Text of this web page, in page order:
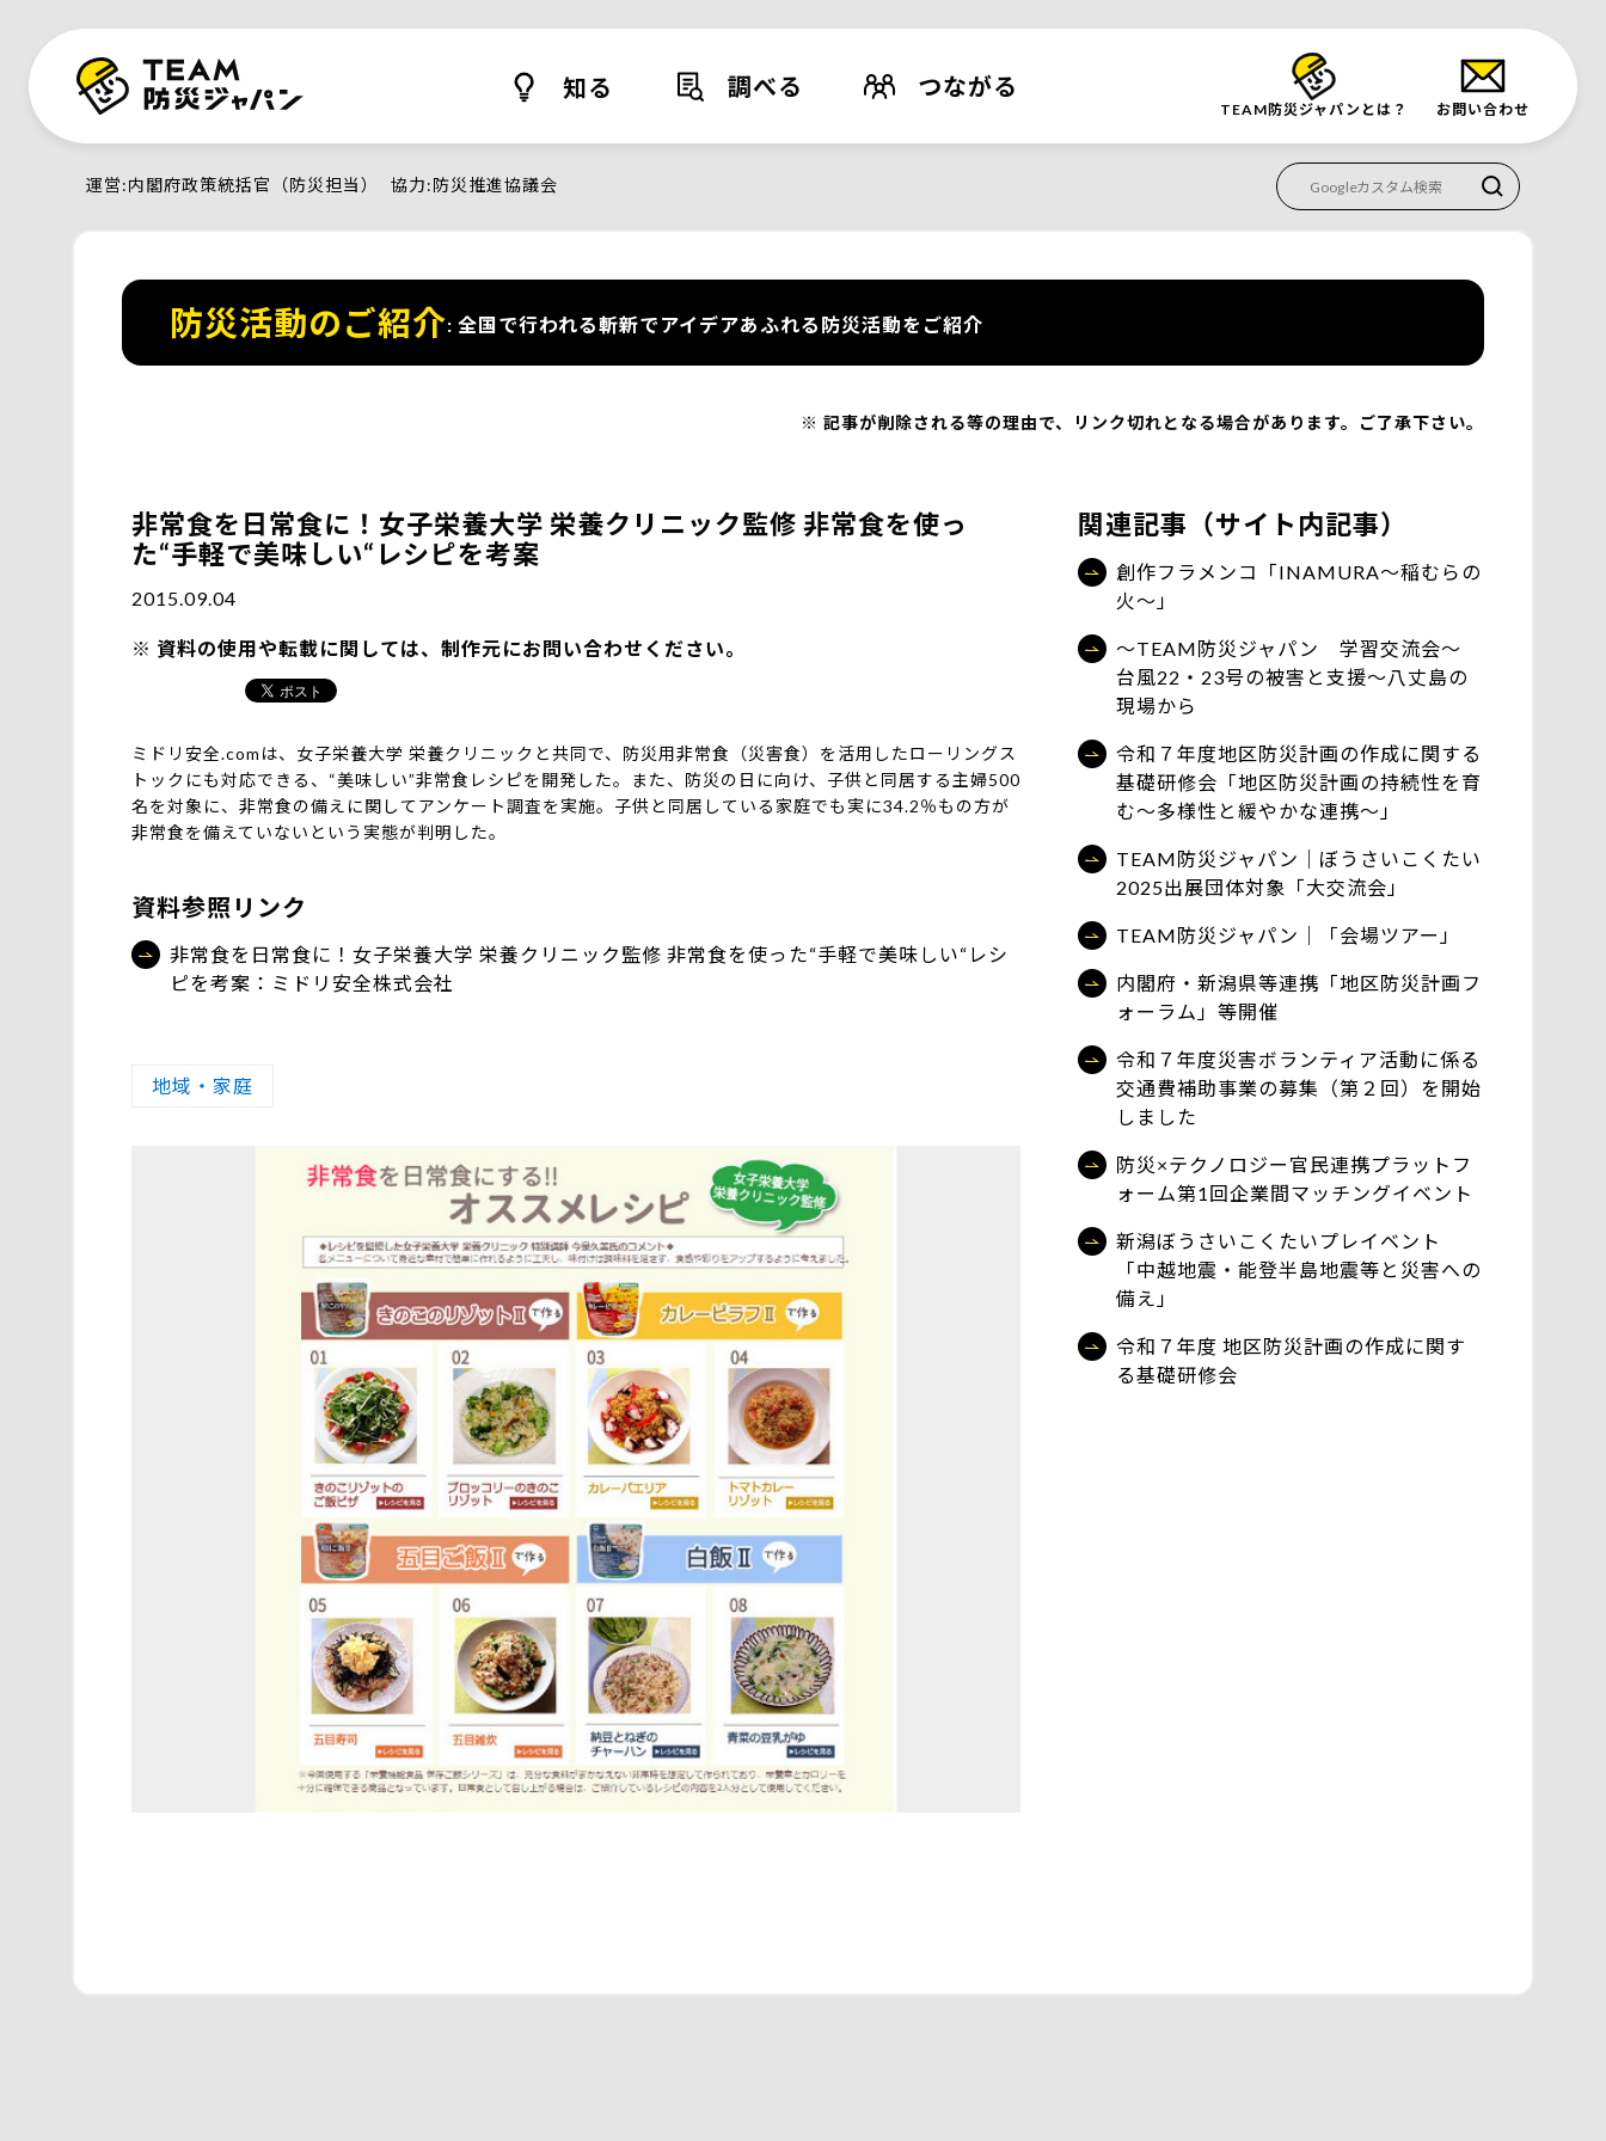
知る 調べる つながる
TEAM防災ジャパンとは？ お問い合わせ
運営 内閣府政策統括官（防災担当） 協力 防災推進協議会
防災活動のご紹介 全国で行われる斬新でアイデアあふれる防災活動をご紹介
記事が削除される等の理由で、リンク切れとなる場合があります。ご了承下さい。
非常食を日常食に！女子栄養大学 栄養クリニック監修 非常食を使っ
た“手軽で美味しい“レシピを考案
2015.09.04
資料の使用や転載に関しては、制作元にお問い合わせください。
ミドリ安全.comは、女子栄養大学 栄養クリニックと共同で、防災用非常食（災害食）を活用したローリングス
トックにも対応できる、“美味しい”非常食レシピを開発した。また、防災の日に向け、子供と同居する主婦500
名を対象に、非常食の備えに関してアンケート調査を実施。子供と同居している家庭でも実に34.2％もの方が
非常食を備えていないという実態が判明した。
資料参照リンク
非常食を日常食に！女子栄養大学 栄養クリニック監修 非常食を使った“手軽で美味しい“レシ
ピを考案：ミドリ安全株式会社
地域・家庭
関連記事（サイト内記事）
創作フラメンコ「INAMURA～稲むらの
火～」
～TEAM防災ジャパン 学習交流会～
台風22・23号の被害と支援～八丈島の
現場から
令和７年度地区防災計画の作成に関する
基礎研修会「地区防災計画の持続性を育
む～多様性と緩やかな連携～」
TEAM防災ジャパン｜ぼうさいこくたい
2025出展団体対象「大交流会」
TEAM防災ジャパン｜「会場ツアー」
内閣府・新潟県等連携「地区防災計画フ
ォーラム」等開催
令和７年度災害ボランティア活動に係る
交通費補助事業の募集（第２回）を開始
しました
防災×テクノロジー官民連携プラットフ
ォーム第1回企業間マッチングイベント
新潟ぼうさいこくたいプレイベント
「中越地震・能登半島地震等と災害への
備え」
令和７年度 地区防災計画の作成に関す
る基礎研修会